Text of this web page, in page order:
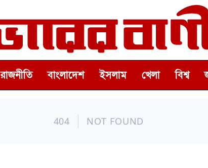
রাজনীতি বাংলাদেশ ইসলাম খেলা বিশ্ব